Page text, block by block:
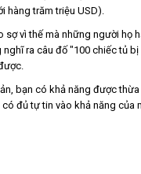
hàng trăm triệu USD).
sợ vì thế mà những người họ
nghĩ ra câu đố "100 chiếc tủ
bạn có khả năng được
có đủ tự tin vào khả năng của